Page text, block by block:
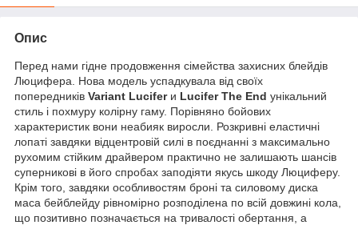
Опис
Перед нами гідне продовження сімейства захисних блейдів
Люцифера. Нова модель успадкувала від своїх
попередників Variant Luciferи Lucifer The End унікальний
стиль і похмуру колірну гаму. Порівняно бойових
характеристик вони неабияк виросли. Розкривні еластичні
лопаті завдяки відцентровій силі в поєднанні з максимально
рухомим стійким драйвером практично не залишають шансів
суперникові в його спробах заподіяти якусь шкоду Люциферу.
Крім того, завдяки особливостям броні та силовому диска
маса бейблейду рівномірно розподілена по всій довжині кола,
що позитивно позначається на тривалості обертання, а